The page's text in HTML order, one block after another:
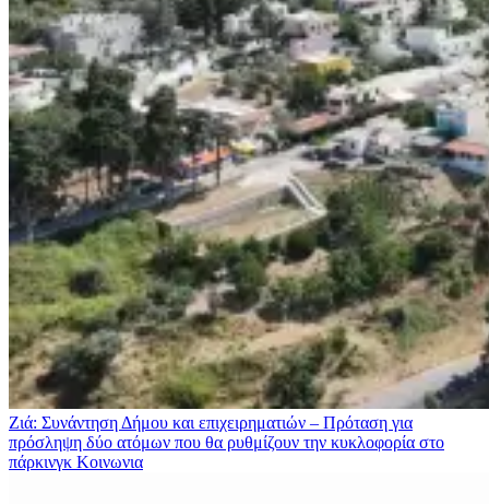
Ζιά: Συνάντηση Δήμου και επιχειρηματιών – Πρόταση για
πρόσληψη δύο ατόμων που θα ρυθμίζουν την κυκλοφορία στο
πάρκινγκ Κοινωνια